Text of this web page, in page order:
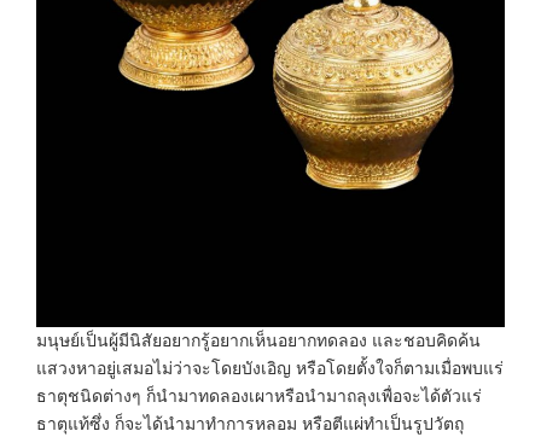
มนุษย์เป็นผู้มีนิสัยอยากรู้อยากเห็นอยากทดลอง และชอบคิดค้น
แสวงหาอยู่เสมอไม่ว่าจะโดยบังเอิญ หรือโดยตั้งใจก็ตามเมื่อพบแร่
ธาตุชนิดต่างๆ ก็นำมาทดลองเผาหรือนำมาถลุงเพื่อจะได้ตัวแร่
ธาตุแท้ซึ่ง ก็จะได้นำมาทำการหลอม หรือตีแผ่ทำเป็นรูปวัตถุ